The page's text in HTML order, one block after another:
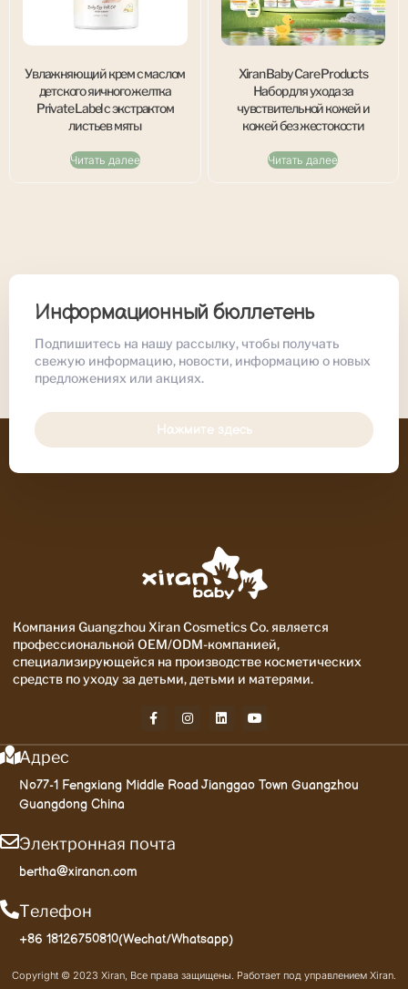
Увлажняющий крем с маслом
детского яичного желтка
Private Label с экстрактом
листьев мяты
Читать далее
Xiran Baby Care Products
Набор для ухода за
чувствительной кожей и
кожей без жестокости
Читать далее
Информационный бюллетень
Подпишитесь на нашу рассылку, чтобы получать
свежую информацию, новости, информацию о новых
предложениях или акциях.
Нажмите здесь
Компания Guangzhou Xiran Cosmetics Co. является
профессиональной OEM/ODM-компанией,
специализирующейся на производстве косметических
средств по уходу за детьми, детьми и матерями.
Адрес
No77-1 Fengxiang Middle Road Jianggao Town Guangzhou
Guangdong China
Электронная почта
bertha@xirancn.com
Телефон
+86 18126750810(Wechat/Whatsapp)
Copyright © 2023 Xiran, Все права защищены. Работает под управлением Xiran.